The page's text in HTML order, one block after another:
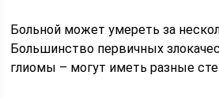
Больной может умереть за
Большинство первичных
глиомы – могут иметь разные